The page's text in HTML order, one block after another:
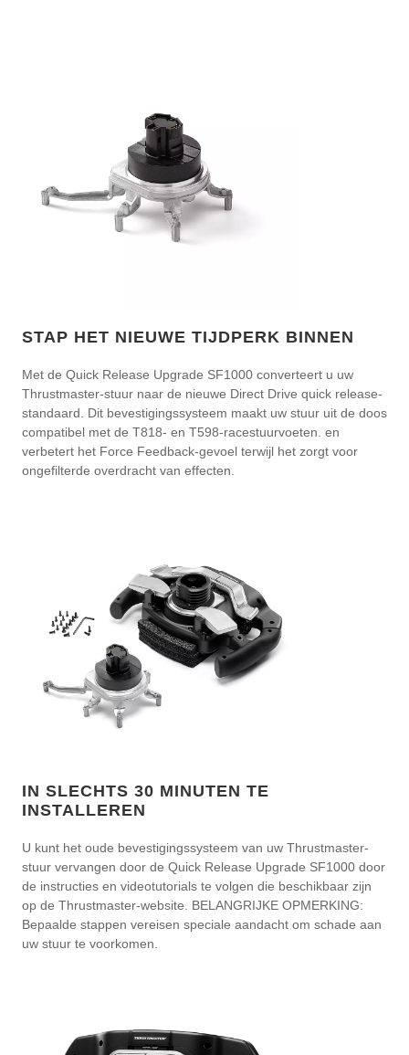
STAP HET NIEUWE TIJDPERK BINNEN
Met de Quick Release Upgrade SF1000 converteert u uw
Thrustmaster-stuur naar de nieuwe Direct Drive quick release-
standaard. Dit bevestigingssysteem maakt uw stuur uit de doos
compatibel met de T818- en T598-racestuurvoeten. en
verbetert het Force Feedback-gevoel terwijl het zorgt voor
ongefilterde overdracht van effecten.
IN SLECHTS 30 MINUTEN TE
INSTALLEREN
U kunt het oude bevestigingssysteem van uw Thrustmaster-
stuur vervangen door de Quick Release Upgrade SF1000 door
de instructies en videotutorials te volgen die beschikbaar zijn
op de Thrustmaster-website. BELANGRIJKE OPMERKING:
Bepaalde stappen vereisen speciale aandacht om schade aan
uw stuur te voorkomen.